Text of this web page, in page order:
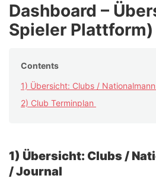
Dashboard –
Spieler Plattform)
Contents
1) Übersicht: Clubs /
2) Club Terminplan
1) Übersicht: Clubs /
/ Journal